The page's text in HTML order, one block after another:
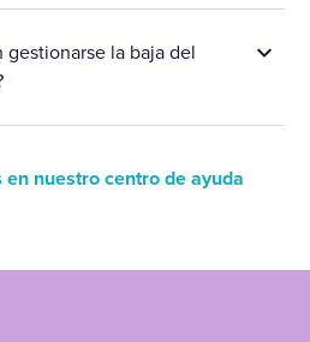
gestionarse la baja del
nuestro centro de ayuda